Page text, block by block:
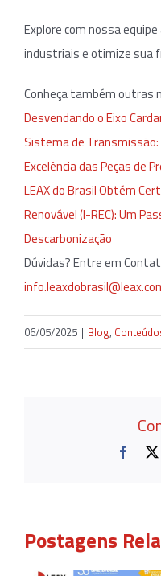
Explore com nossa
industriais e otimize sua
Conheça também outras
Desvendando o Eixo
Sistema de
Excelência das Peças de
LEAX do Brasil Obtém
Renovável (I-REC): Um
Descarbonização
Dúvidas? Entre em
06/05/2025 | Blog,
Postagens